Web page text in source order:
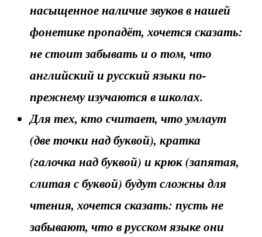
насыщенное наличие звуков в нашей
фонетике пропадёт, хочется сказать:
не стоит забывать и о том, что
английский и русский языки по-
прежнему изучаются в школах.
Для тех, кто считает, что умлаут
(две точки над буквой), кратка
(галочка над буквой) и крюк (запятая,
слитая с буквой) будут сложны для
чтения, хочется сказать: пусть не
забывают, что в русском языке они